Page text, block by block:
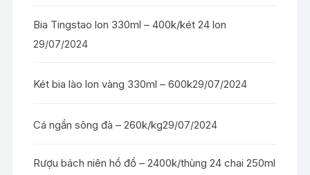
Bia Tingstao lon 330ml – 400k/két 24 lon
29/07/2024
Két bia lào lon vàng 330ml – 600k29/07/2024
Cá ngần sông đà – 260k/kg29/07/2024
Rượu bách niên hồ đồ – 2400k/thùng 24 chai 250ml